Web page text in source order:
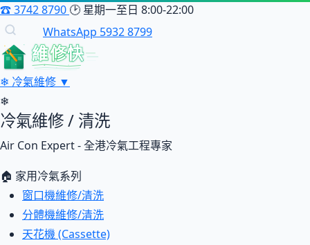
☎3742 8790 🕑 星期一至日 8:00-22:00
WhatsApp 5932 8799
維修快
❄ 冷氣維修 ▼
❄
冷氣維修 / 清洗
Air Con Expert - 全港冷氣工程專家
🏠 家用冷氣系列
窗口機維修/清洗
分體機維修/清洗
天花機 (Cassette)